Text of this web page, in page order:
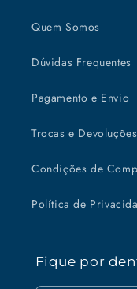
Quem Somos
Dúvidas Frequentes
Pagamento e Envio
Trocas e Devoluções
Condições de
Política de
Fique por